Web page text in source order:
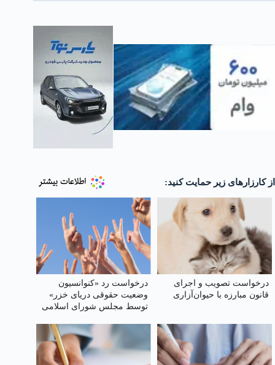
از کارزارهای زیر حمایت کنید:
درخواست تصویب و اجرای
قانون مبارزه با حیوان‌آزاری
درخواست رد «کنوانسیون
وضعیت حقوقی دریای خزر»
توسط مجلس شورای اسلامی